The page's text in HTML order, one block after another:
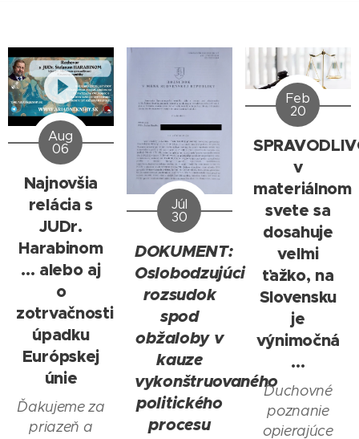
Aug
06
Najnovšia
relácia s
JUDr.
Harabinom
... alebo aj
o
zotrvačnosti
úpadku
Európskej
únie
Ďakujeme za
priazeň a
Júl
30
DOKUMENT:
Oslobodzujúci
rozsudok
spod
obžaloby v
kauze
vykonštruovaného
politického
procesu
Feb
20
v
materiálnom
svete sa
dosahuje
veľmi
ťažko, na
Slovensku
je
výnimočná
...
Duchovné
poznanie
opierajúce